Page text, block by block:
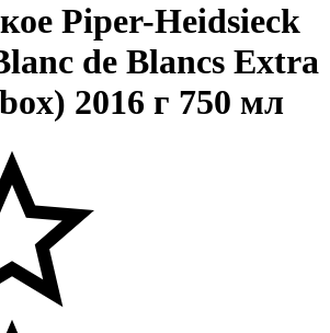
Piper-Heidsieck
de Blancs Extra
2016 г 750 мл